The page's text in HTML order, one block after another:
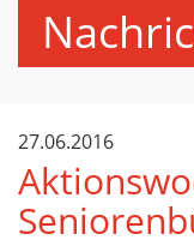
27.06.2016